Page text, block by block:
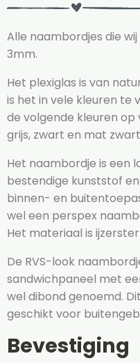
Alle naambordjes die
3mm.
Het plexiglas is van
is het in vele kleuren te
de volgende kleuren op
grijs, zwart en mat
Het naambordje is een
bestendige kunststof
binnen- en
wel een perspex
Het materiaal is
De RVS-look
sandwichpaneel met
wel dibond genoemd.
geschikt voor
Bevestiging